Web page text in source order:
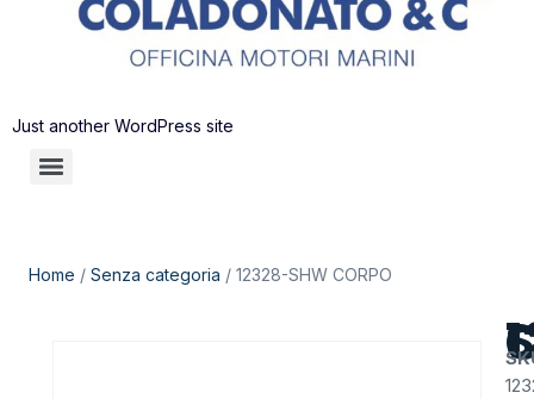
Just another WordPress site
Home / Senza categoria / 12328-SHW CORPO